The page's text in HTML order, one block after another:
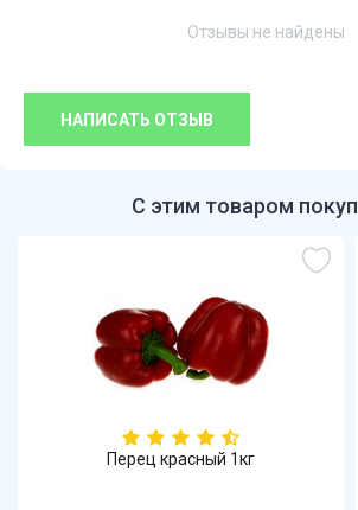
Отзывы не найдены
НАПИСАТЬ ОТЗЫВ
С этим товаром
Перец красный 1кг